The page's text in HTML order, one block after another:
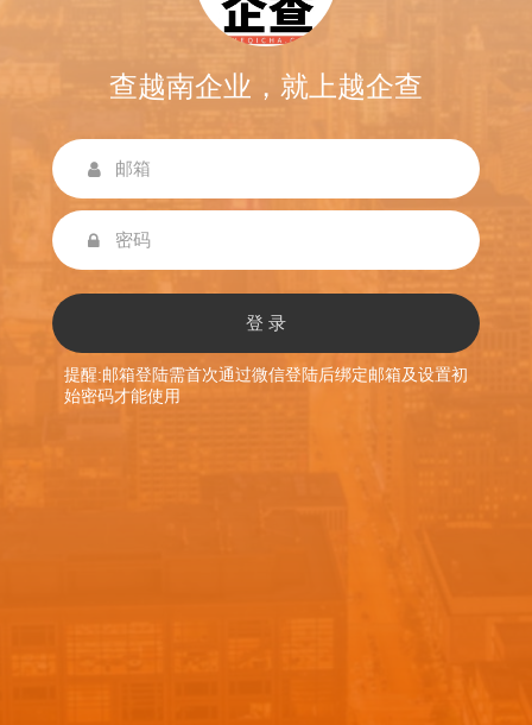
查越南企业，就上越企查
登 录
提醒:邮箱登陆需首次通过微信登陆后绑定邮箱及设置初
始密码才能使用